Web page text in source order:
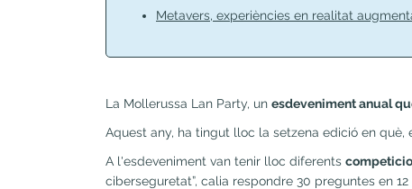
Metavers, experiències en realitat
La Mollerussa Lan Party, un esdeveniment anual
Aquest any, ha tingut lloc la setzena edició en què,
A l'esdeveniment van tenir lloc diferents
ciberseguretat”, calia respondre 30 preguntes en